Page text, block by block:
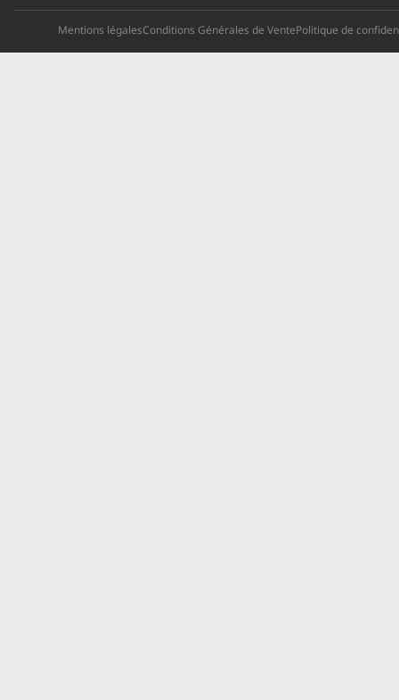
Mentions légalesConditions Générales de VentePolitique de